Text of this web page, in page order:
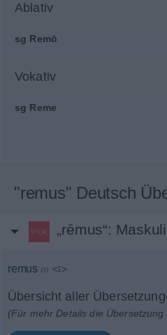
Ablativ
sg Remō
Vokativ
sg Reme
"remus" Deutsch
„rēmus“:
remus m <ī>
Übersicht aller
(Für mehr Details die